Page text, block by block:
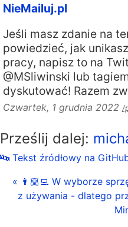
NieMailuj.pl
Jeśli masz zdanie na
powiedzieć, jak
pracy, napisz to na
@MSliwinski lub
dyskutować! Razem
Czwartek, 1 grudnia 2022 /
Prześlij dalej:
🔤 Tekst źródłowy na
« 👨🏼‍💻 W wyborze
z używania - dlatego